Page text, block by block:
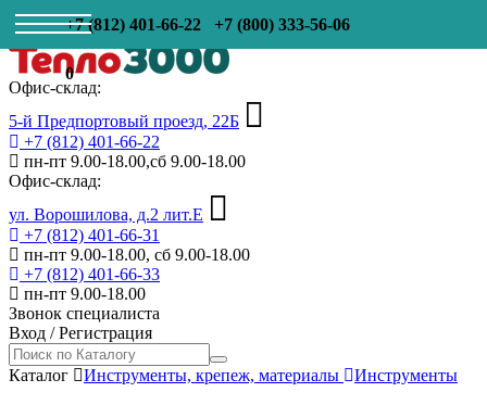
+7 (812) 401-66-22 +7 (800) 333-56-06
0
Офис-склад:
5-й Предпортовый проезд, 22Б
+7 (812) 401-66-22
пн-пт 9.00-18.00,сб 9.00-18.00
Офис-склад:
ул. Ворошилова, д.2 лит.Е
+7 (812) 401-66-31
пн-пт 9.00-18.00, сб 9.00-18.00
+7 (812) 401-66-33
пн-пт 9.00-18.00
Звонок специалиста
Вход /Регистрация
Каталог Инструменты, крепеж, материалы Инструменты